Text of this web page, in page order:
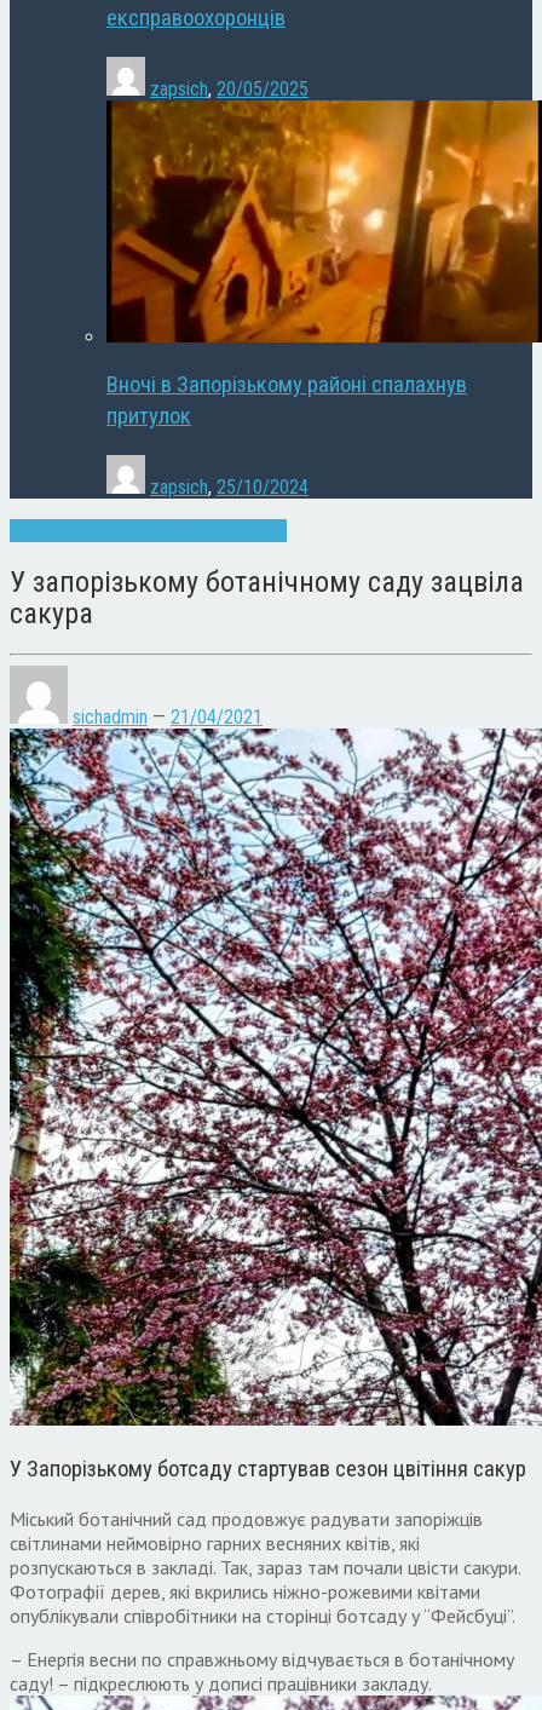
експравоохоронців
zapsich, 20/05/2025
Вночі в Запорізькому районі спалахнув
притулок
zapsich, 25/10/2024
У запорізькому ботанічному саду зацвіла
сакура
sichadmin — 21/04/2021
У Запорізькому ботсаду стартував сезон цвітіння сакур
Міський ботанічний сад продовжує радувати запоріжців
світлинами неймовірно гарних весняних квітів, які
розпускаються в закладі. Так, зараз там почали цвісти сакури.
Фотографії дерев, які вкрились ніжно-рожевими квітами
опублікували співробітники на сторінці ботсаду у “Фейсбуці”.
– Енергія весни по справжньому відчувається в ботанічному
саду! – підкреслюють у дописі працівники закладу.